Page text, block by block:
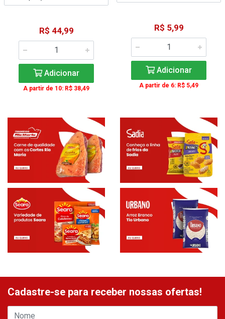
R$ 44,99
Adicionar
A partir de 10: R$ 38,49
R$ 5,99
Adicionar
A partir de 6: R$ 5,49
Cadastre-se para receber nossas ofertas!